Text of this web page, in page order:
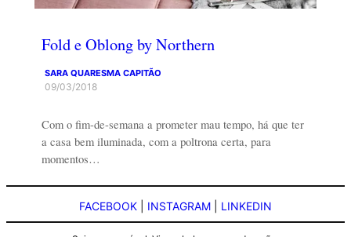
Fold e Oblong by Northern
SARA QUARESMA CAPITÃO
09/03/2018
Com o fim-de-semana a prometer mau tempo, há que ter
a casa bem iluminada, com a poltrona certa, para
momentos…
FACEBOOK INSTAGRAM LINKEDIN